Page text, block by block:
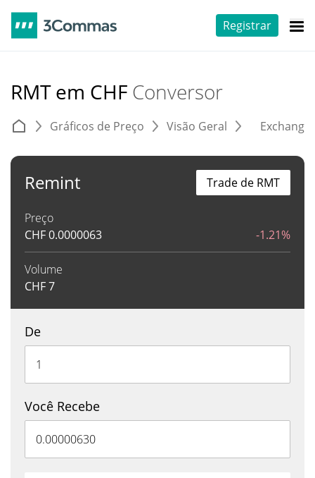
Registrar
RMT em CHF Conversor
Gráficos de Preço Visão Geral
Remint
Preço
CHF0.0000063 -1.21%
Volume
CHF7
Trade de RMT
De
Você Recebe